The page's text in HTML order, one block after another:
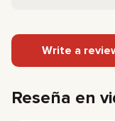
Write a
Reseña en